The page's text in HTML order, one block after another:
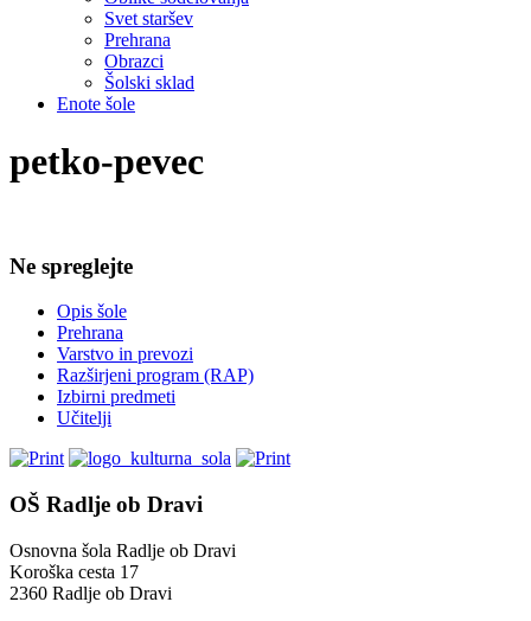
Svet staršev
Prehrana
Obrazci
Šolski sklad
Enote šole
petko-pevec
Ne spreglejte
Opis šole
Prehrana
Varstvo in prevozi
Razširjeni program (RAP)
Izbirni predmeti
Učitelji
OŠ Radlje ob Dravi
Osnovna šola Radlje ob Dravi
Koroška cesta 17
2360 Radlje ob Dravi